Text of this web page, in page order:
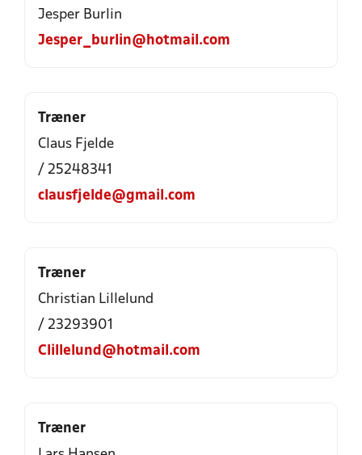
Jesper Burlin
Jesper_burlin@hotmail.com
Træner
Claus Fjelde
/ 25248341
clausfjelde@gmail.com
Træner
Christian Lillelund
/ 23293901
Clillelund@hotmail.com
Træner